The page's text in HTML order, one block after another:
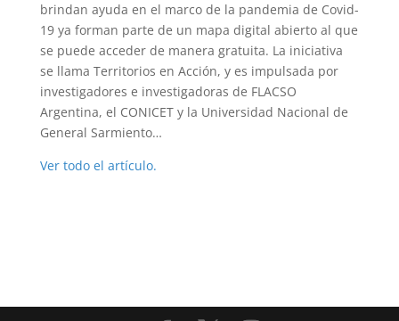
brindan ayuda en el marco de la pandemia de Covid-
19 ya forman parte de un mapa digital abierto al que
se puede acceder de manera gratuita. La iniciativa
se llama Territorios en Acción, y es impulsada por
investigadores e investigadoras de FLACSO
Argentina, el CONICET y la Universidad Nacional de
General Sarmiento…
Ver todo el artículo.